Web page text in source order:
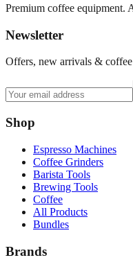
Premium coffee equipment.
Newsletter
Offers, new arrivals &
Shop
Espresso Machines
Coffee Grinders
Barista Tools
Brewing Tools
Coffee
All Products
Bundles
Brands